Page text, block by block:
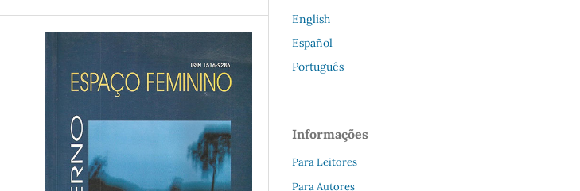
English
Español
Português
Informações
Para Leitores
Para Autores